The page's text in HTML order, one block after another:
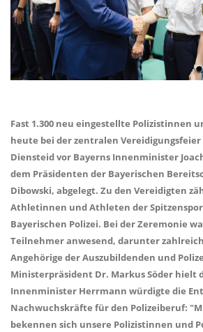
Fast 1.300 neu eingestellte Polizistinnen
heute bei der zentralen
Diensteid vor Bayerns Innenminister
dem Präsidenten der Bayerischen
Dibowski, abgelegt. Zu den Vereidigten
Athletinnen und Athleten der
Bayerischen Polizei. Bei der Zeremonie
Teilnehmer anwesend, darunter
Angehörige der Auszubildenden und
Ministerpräsident Dr. Markus Söder hielt
Innenminister Herrmann würdigte die
Nachwuchskräfte für den Polizeiberuf:
bekennen sich unsere Polizistinnen und